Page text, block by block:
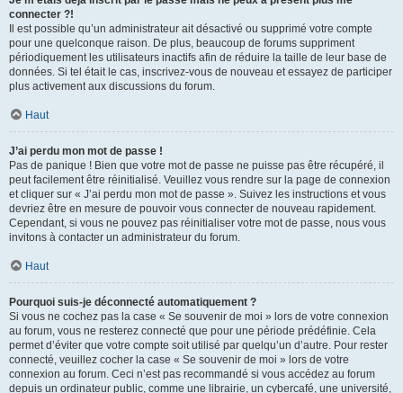
connecter ?!
Il est possible qu’un administrateur ait désactivé ou supprimé votre compte
pour une quelconque raison. De plus, beaucoup de forums suppriment
périodiquement les utilisateurs inactifs afin de réduire la taille de leur base de
données. Si tel était le cas, inscrivez-vous de nouveau et essayez de participer
plus activement aux discussions du forum.
Haut
J’ai perdu mon mot de passe !
Pas de panique ! Bien que votre mot de passe ne puisse pas être récupéré, il
peut facilement être réinitialisé. Veuillez vous rendre sur la page de connexion
et cliquer sur « J’ai perdu mon mot de passe ». Suivez les instructions et vous
devriez être en mesure de pouvoir vous connecter de nouveau rapidement.
Cependant, si vous ne pouvez pas réinitialiser votre mot de passe, nous vous
invitons à contacter un administrateur du forum.
Haut
Pourquoi suis-je déconnecté automatiquement ?
Si vous ne cochez pas la case « Se souvenir de moi » lors de votre connexion
au forum, vous ne resterez connecté que pour une période prédéfinie. Cela
permet d’éviter que votre compte soit utilisé par quelqu’un d’autre. Pour rester
connecté, veuillez cocher la case « Se souvenir de moi » lors de votre
connexion au forum. Ceci n’est pas recommandé si vous accédez au forum
depuis un ordinateur public, comme une librairie, un cybercafé, une université,